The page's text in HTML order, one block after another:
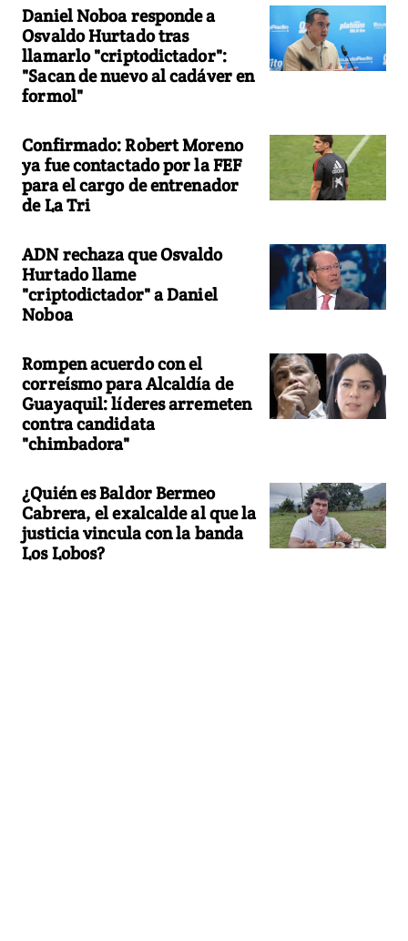
Daniel Noboa responde a
Osvaldo Hurtado tras
llamarlo "criptodictador":
"Sacan de nuevo al cadáver en
formol"
Confirmado: Robert Moreno
ya fue contactado por la FEF
para el cargo de entrenador
de La Tri
ADN rechaza que Osvaldo
Hurtado llame
"criptodictador" a Daniel
Noboa
Rompen acuerdo con el
correísmo para Alcaldía de
Guayaquil: líderes arremeten
contra candidata
"chimbadora"
¿Quién es Baldor Bermeo
Cabrera, el exalcalde al que la
justicia vincula con la banda
Los Lobos?